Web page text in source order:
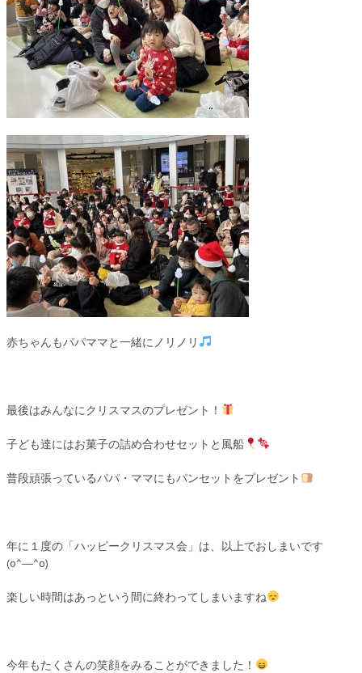
赤ちゃんもパパママと一緒にノリノリ
最後はみんなにクリスマスのプレゼント！
子ども達にはお菓子の詰め合わせセットと風船
普段頑張っているパパ・ママにもパンセットをプレゼント
年に１度の「ハッピークリスマス会」は、以上でおしまいです
(o^―^o)
楽しい時間はあっという間に終わってしまいますね
今年もたくさんの笑顔をみることができました！